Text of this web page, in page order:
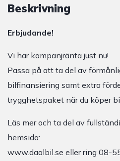
Beskrivning
Erbjudande!
Vi har kampanjränta just nu!
Passa på att ta del av
bilfinansiering samt extra
trygghetspaket när du köper
Läs mer och ta del av
hemsida:
www.daalbil.se eller ring 08-